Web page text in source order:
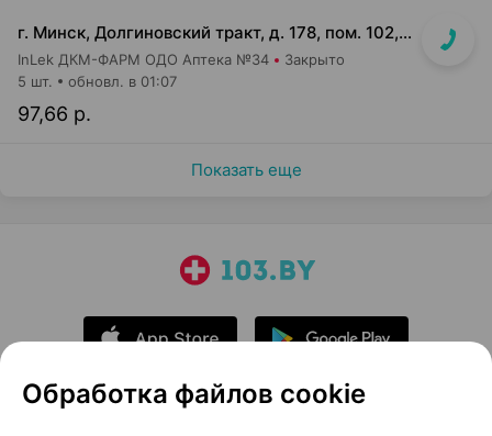
г. Минск, Долгиновский тракт, д. 178, пом. 102, 107, 109, 112, 114 (ТЦ "ALL")
InLek ДКМ-ФАРМ ОДО Аптека №34 Закрыто
97,66 р.
5 шт. обновл. в 01:07
Показать еще
Обработка файлов cookie